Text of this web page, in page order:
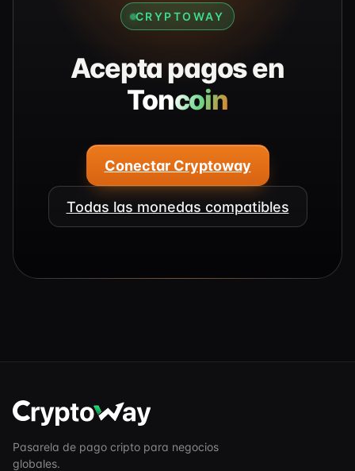
CRYPTOWAY
Acepta pagos en
Toncoin
Conectar Cryptoway
Todas las monedas compatibles
Pasarela de pago cripto para negocios
globales.